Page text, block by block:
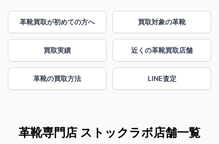
革靴買取が初めての方へ 買取対象の革靴
買取実績 近くの革靴買取店舗
革靴の買取方法 LINE査定
革靴専門店 ストックラボ店舗一覧